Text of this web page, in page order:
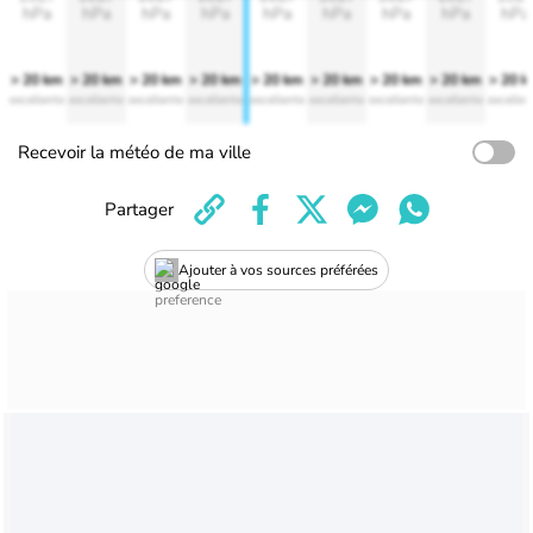
hPa
> 20 km
excellente
hPa
> 20 km
excellente
hPa
> 20 km
excellente
hPa
> 20 km
excellente
hPa
> 20 km
excellente
hPa
> 20 km
excellente
hPa
> 20 km
excellente
hPa
> 20 km
excellente
hPa
> 20
Recevoir la météo de ma ville
Ajouter à vos sources préférées
Partager